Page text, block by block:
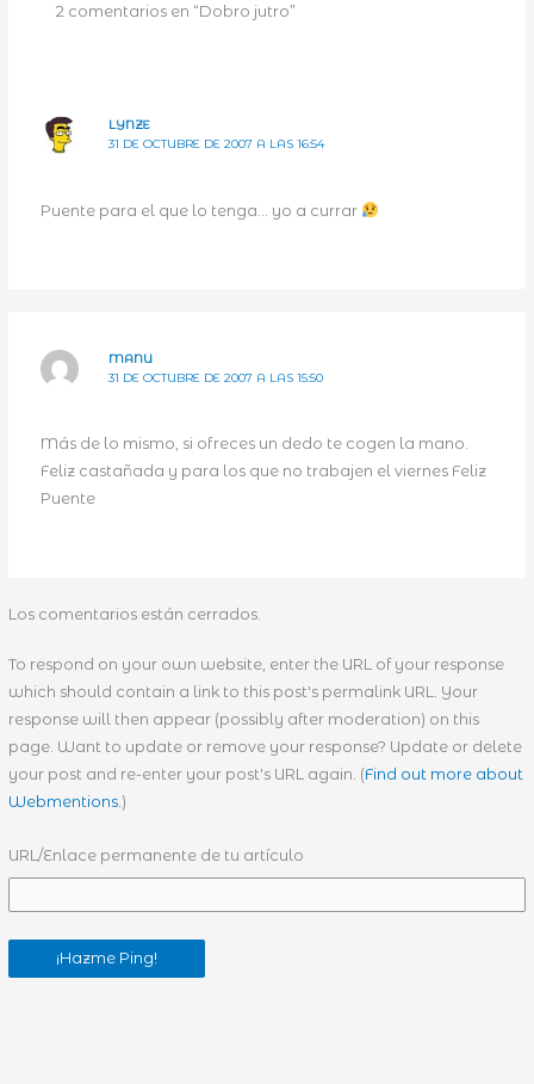
2 comentarios en “Dobro jutro”
LYNZE
31 DE OCTUBRE DE 2007 A LAS 16:54
Puente para el que lo tenga… yo a currar
MANU
31 DE OCTUBRE DE 2007 A LAS 15:50
Más de lo mismo, si ofreces un dedo te cogen la mano.
Feliz castañada y para los que no trabajen el viernes Feliz
Puente
Los comentarios están cerrados.
To respond on your own website, enter the URL of your response
which should contain a link to this post's permalink URL. Your
response will then appear (possibly after moderation) on this
page. Want to update or remove your response? Update or delete
your post and re-enter your post's URL again. (Find out more about
Webmentions. )
URL/Enlace permanente de tu artículo